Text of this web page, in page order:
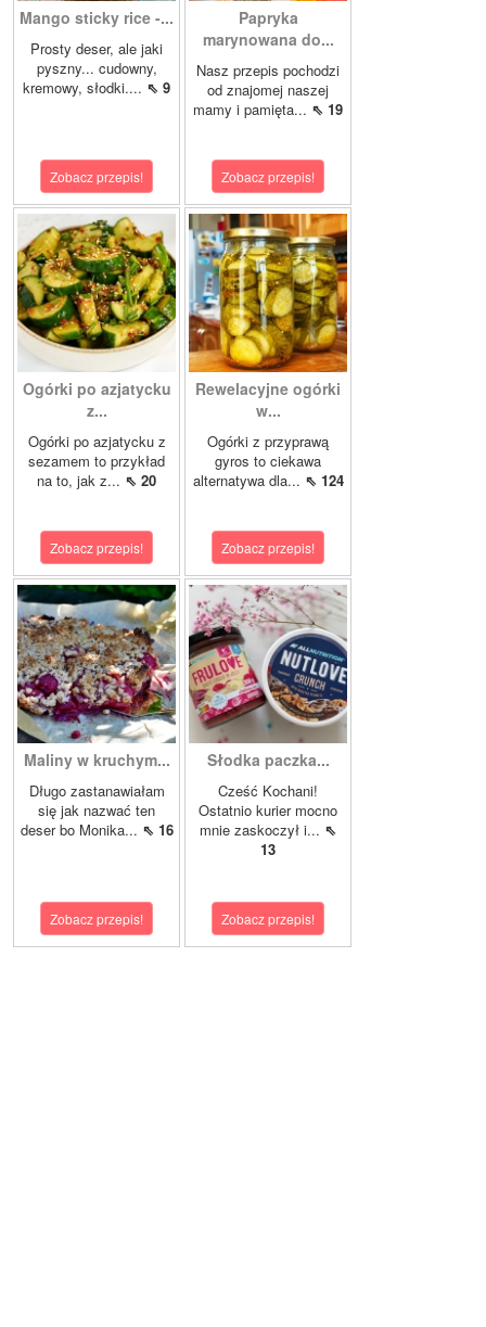
Mango sticky rice -...
Prosty deser, ale jaki
pyszny... cudowny,
kremowy, słodki.... ⇖ 9
Zobacz przepis!
Papryka
marynowana do...
Nasz przepis pochodzi
od znajomej naszej
mamy i pamięta... ⇖ 19
Zobacz przepis!
Ogórki po azjatycku
z...
Ogórki po azjatycku z
sezamem to przykład
na to, jak z... ⇖ 20
Zobacz przepis!
Rewelacyjne ogórki
w...
Ogórki z przyprawą
gyros to ciekawa
alternatywa dla... ⇖ 124
Zobacz przepis!
Maliny w kruchym...
Długo zastanawiałam
się jak nazwać ten
deser bo Monika... ⇖ 16
Zobacz przepis!
Słodka paczka...
Cześć Kochani!
Ostatnio kurier mocno
mnie zaskoczył i... ⇖
13
Zobacz przepis!